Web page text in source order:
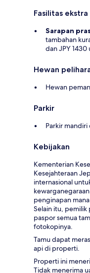
Fasilitas
Sarapan
tambahan
dan JPY
Hewan
Hewan
Parkir
Parkir mandiri
Kebijakan
Kementerian
Kesejahteraan
internasional
penginapan
Selain itu,
paspor semua
fotokopinya.
Tamu dapat
api di properti.
Properti ini
Tidak menerima